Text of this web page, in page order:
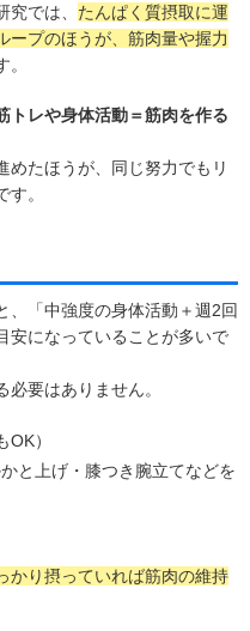
では、 たんぱく質摂取に運
ープのほうが、筋肉量や握力
トレや身体活動＝筋肉を作る
めたほうが、同じ努力でもリ
。
、「中強度の身体活動＋週2回
安になっていることが多いで
要はありません。
）
と上げ・膝つき腕立てなどを
かり摂っていれば筋肉の維持